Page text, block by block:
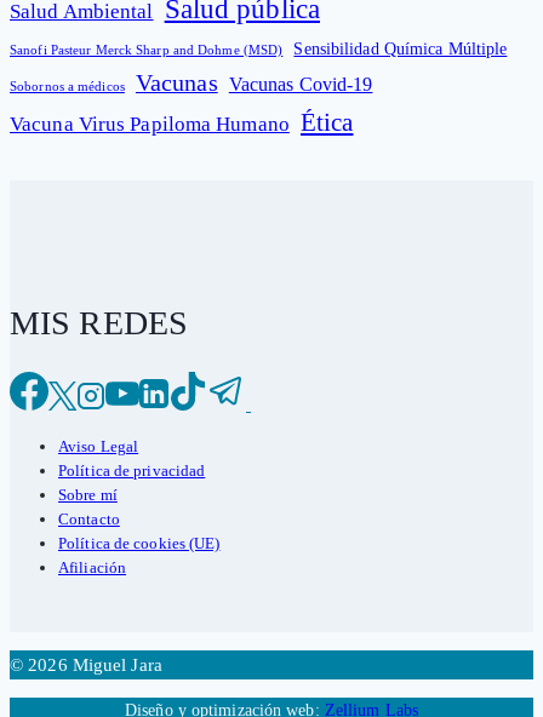
Salud Ambiental Salud pública
Sanofi Pasteur Merck Sharp and Dohme (MSD) Sensibilidad Química Múltiple
Sobornos a médicos Vacunas Vacunas Covid-19
Vacuna Virus Papiloma Humano Ética
MIS REDES
Aviso Legal
Política de privacidad
Sobre mí
Contacto
Política de cookies (UE)
Afiliación
© 2026 Miguel Jara
Diseño y optimización web: Zellium Labs